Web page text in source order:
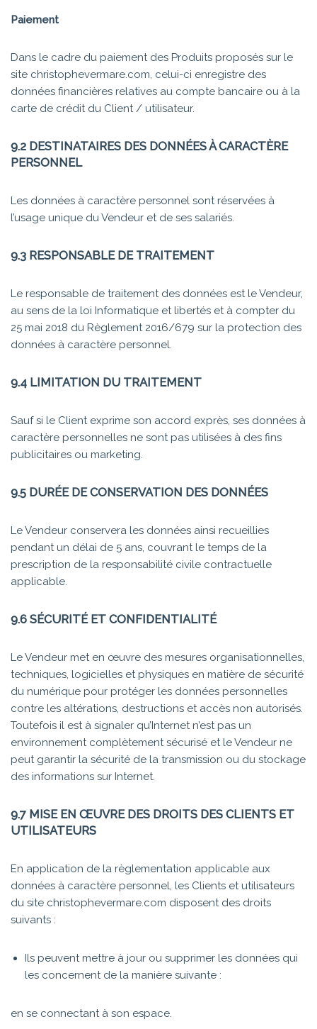
Paiement
Dans le cadre du paiement des Produits proposés sur le
site christophevermare.com, celui-ci enregistre des
données financières relatives au compte bancaire ou à la
carte de crédit du Client / utilisateur.
9.2 DESTINATAIRES DES DONNÉES À CARACTÈRE
PERSONNEL
Les données à caractère personnel sont réservées à
l’usage unique du Vendeur et de ses salariés.
9.3 RESPONSABLE DE TRAITEMENT
Le responsable de traitement des données est le Vendeur,
au sens de la loi Informatique et libertés et à compter du
25 mai 2018 du Règlement 2016/679 sur la protection des
données à caractère personnel.
9.4 LIMITATION DU TRAITEMENT
Sauf si le Client exprime son accord exprès, ses données à
caractère personnelles ne sont pas utilisées à des fins
publicitaires ou marketing.
9.5 DURÉE DE CONSERVATION DES DONNÉES
Le Vendeur conservera les données ainsi recueillies
pendant un délai de 5 ans, couvrant le temps de la
prescription de la responsabilité civile contractuelle
applicable.
9.6 SÉCURITÉ ET CONFIDENTIALITÉ
Le Vendeur met en œuvre des mesures organisationnelles,
techniques, logicielles et physiques en matière de sécurité
du numérique pour protéger les données personnelles
contre les altérations, destructions et accès non autorisés.
Toutefois il est à signaler qu’Internet n’est pas un
environnement complètement sécurisé et le Vendeur ne
peut garantir la sécurité de la transmission ou du stockage
des informations sur Internet.
9.7 MISE EN ŒUVRE DES DROITS DES CLIENTS ET
UTILISATEURS
En application de la règlementation applicable aux
données à caractère personnel, les Clients et utilisateurs
du site christophevermare.com disposent des droits
suivants :
Ils peuvent mettre à jour ou supprimer les données qui
les concernent de la manière suivante :
en se connectant à son espace.